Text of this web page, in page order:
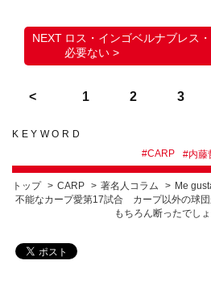
ロス・インゴベルナブレス
必要ない >
1 2 3
KEYWORD
#CARP #内藤
トップ CARP 著名人コラム
Me
不能なカープ愛第17試合 カープ以外の球
もちろん断ったでし